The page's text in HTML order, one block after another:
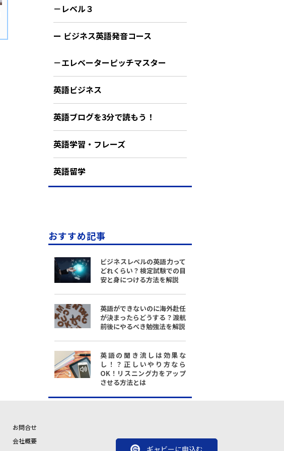
－レベル３
ー ビジネス英語発音コース
－エレベーターピッチマスター
英語ビジネス
英語ブログを3分で読もう！
英語学習・フレーズ
英語留学
おすすめ記事
ビジネスレベルの英語力って
どれくらい？検定試験での目
安と身につける方法を解説
英語ができないのに海外赴任
が決まったらどうする？渡航
前後にやるべき勉強法を解説
英語の聞き流しは効果な
し！？正しいやり方なら
OK！リスニング力をアップ
させる方法とは
お問合せ
会社概要